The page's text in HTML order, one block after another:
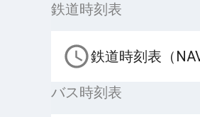
鉄道時刻表
鉄道時刻表（
バス時刻表